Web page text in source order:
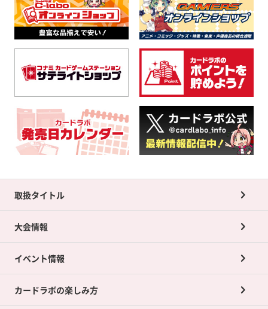
取扱タイトル
大会情報
イベント情報
カードラボの楽しみ方